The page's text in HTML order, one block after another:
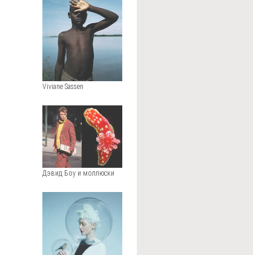
Viviane Sassen
Дэвид Боу и моллюски